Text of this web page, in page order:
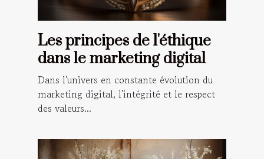
Les principes de l'éthique
dans le marketing digital
Dans l'univers en constante évolution du
marketing digital, l'intégrité et le respect
des valeurs...